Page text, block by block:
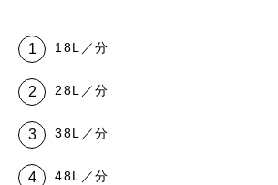
18L／分
28L／分
38L／分
48L／分